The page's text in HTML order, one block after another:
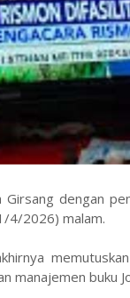
Girsang dengan
4/2026) malam.
manajemen buku